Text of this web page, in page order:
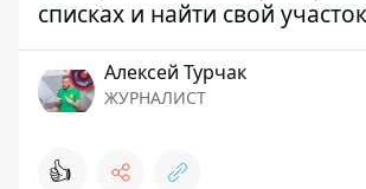
списках и найти свой
Алексей Турчак
ЖУРНАЛИСТ
👍